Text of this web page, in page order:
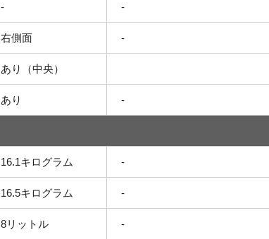
- -
右側面 -
あり（中央）
あり -
16.1キログラム -
16.5キログラム -
8リットル -